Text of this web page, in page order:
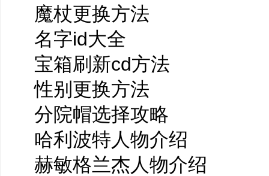
魔杖更换方法
名字id大全
宝箱刷新cd方法
性别更换方法
分院帽选择攻略
哈利波特人物介绍
赫敏格兰杰人物介绍